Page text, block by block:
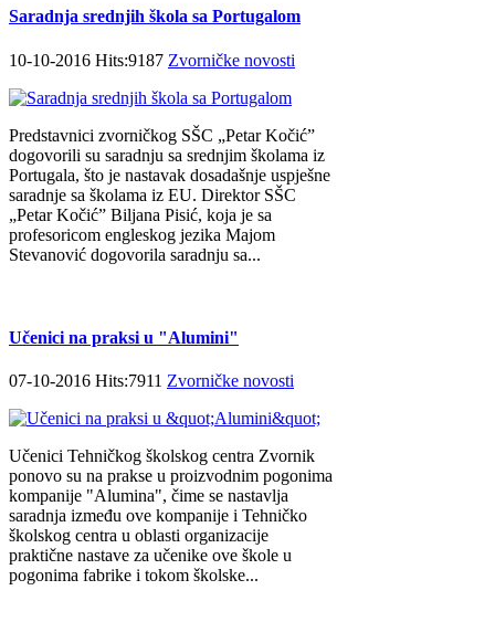
Saradnja srednjih škola sa Portugalom
10-10-2016 Hits:9187 Zvorničke novosti
Predstavnici zvorničkog SŠC „Petar Kočić”
dogovorili su saradnju sa srednjim školama iz
Portugala, što je nastavak dosadašnje uspješne
saradnje sa školama iz EU. Direktor SŠC
„Petar Kočić” Biljana Pisić, koja je sa
profesoricom engleskog jezika Majom
Stevanović dogovorila saradnju sa...
Učenici na praksi u "Alumini"
07-10-2016 Hits:7911 Zvorničke novosti
Učenici Tehničkog školskog centra Zvornik
ponovo su na prakse u proizvodnim pogonima
kompanije "Alumina", čime se nastavlja
saradnja između ove kompanije i Tehničko
školskog centra u oblasti organizacije
praktične nastave za učenike ove škole u
pogonima fabrike i tokom školske...